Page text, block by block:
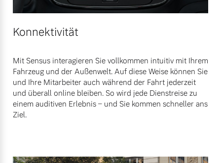
Konnektivität
Mit Sensus interagieren Sie vollkommen intuitiv mit Ihrem
Fahrzeug und der Außenwelt. Auf diese Weise können Sie
und Ihre Mitarbeiter auch während der Fahrt jederzeit
und überall online bleiben. So wird jede Dienstreise zu
einem auditiven Erlebnis – und Sie kommen schneller ans
Ziel.